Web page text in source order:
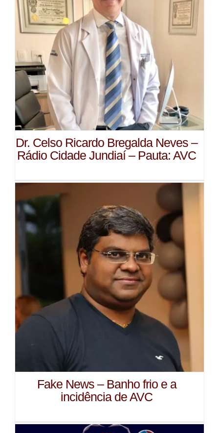
Dr. Celso Ricardo Bregalda Neves –
Rádio Cidade Jundiaí – Pauta: AVC
Fake News – Banho frio e a
incidência de AVC